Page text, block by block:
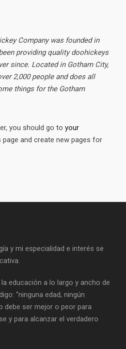
Company was founded in
providing quality doohickeys
since. Located in Gotham City,
2,000 people and does all
things for the Gotham
you should go to your
page and create new pages for
y mi especialidad e interés se
educación a lo largo y ancho de
“ninguna edad, ningún
debe ser mejor o peor para
y para alcanzar el verdadero